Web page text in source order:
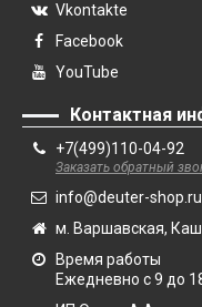
Vkontakte
Facebook
YouTube
Контактная
+7(499)110-04-92
Заказать обратный
info@deuter-shop.ru
м. Варшавская,
Время работы
Ежедневно с 9 до